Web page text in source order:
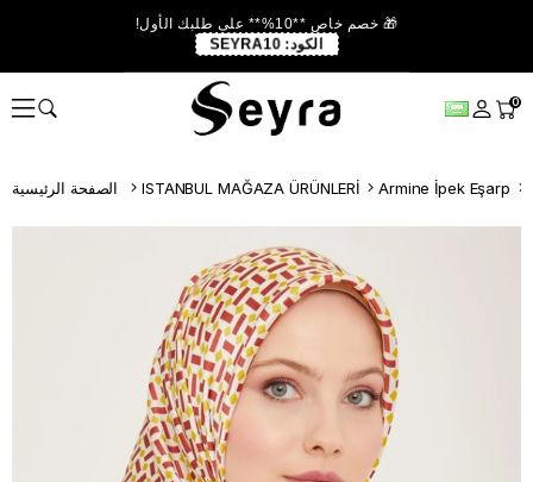
🎁 خصم خاص **10%** على طلبك الأول!
الكود: SEYRA10
0
ISTANBUL MAĞAZA ÜRÜNLERİ Armine İpek Eşarp